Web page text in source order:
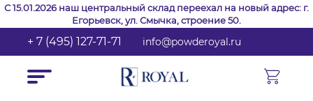
С 15.01.2026 наш центральный склад переехал на новый адрес: г.
Егорьевск, ул. Смычка, строение 50.
+ 7 (495) 127-71-71 info@powderoyal.ru